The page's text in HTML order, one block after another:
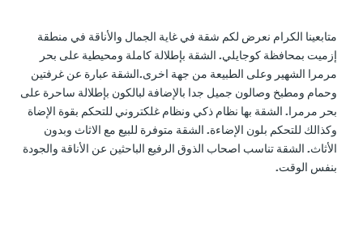
متابعينا الكرام نعرض لكم شقة في غاية الجمال والأناقة في منطقة
إزميت بمحافظة كوجايلي. الشقة بإطلالة كاملة ومحيطية على بحر
مرمرا الشهير وعلى الطبيعة من جهة اخرى.الشقة عبارة عن غرفتين
وحمام ومطبخ وصالون جميل جدا بالإضافة لبالكون بإطلالة ساحرة على
بحر مرمرا. الشقة بها نظام ذكي ونظام غلكتروني للتحكم بقوة الإضاة
وكذالك للتحكم بلون الإضاءة. الشقة متوفرة للبيع مع الاثاث وبدون
الأثاث. الشقة تناسب اصحاب الذوق الرفيع الباحثين عن الأناقة والجودة
بنفس الوقت.